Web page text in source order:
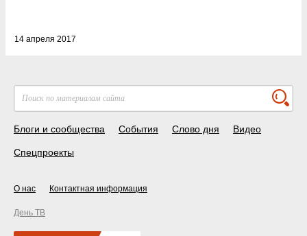
14 апреля 2017
Блоги и сообщества События Слово дня Видео
Спецпроекты
О нас Контактная информация
День ТВ